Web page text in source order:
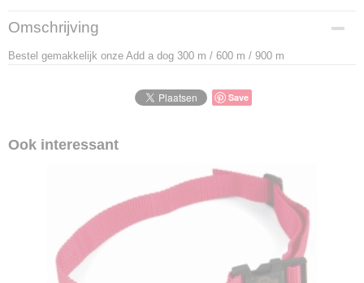
Productcode
LBS - PAC19-16362
EAN code
Omschrijving
Bestel gemakkelijk onze Add a dog 300 m / 600 m / 900 m
Save
Ook interessant